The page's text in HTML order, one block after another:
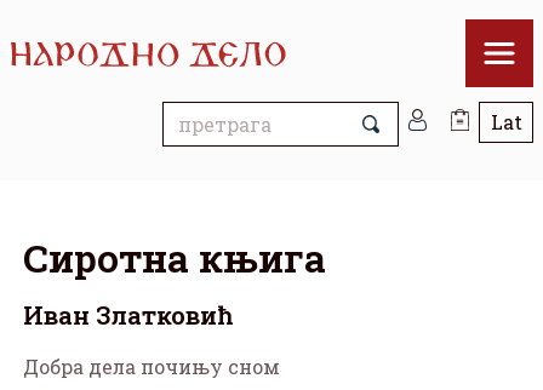
Сиротна књига
Иван Златковић
Добра дела почињу сном